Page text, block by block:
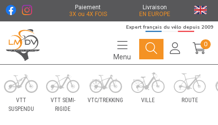
Paiement
3X ou 4X FOIS
Livraison
EN EUROPE
Le Marché du Vélo Votre distributeurs de vélo
Expert français du vélo depuis 2009
Menu
0
VTT
SUSPENDU
VTT SEMI-
RIGIDE
VTC/TREKKING VILLE ROUTE